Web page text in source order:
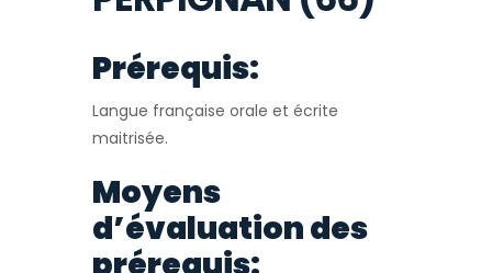
Prérequis:
Langue française orale et écrite
maitrisée.
Moyens
d’évaluation des